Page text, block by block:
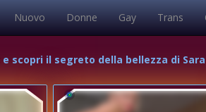
Nuovo Donne Gay Trans
scopri il segreto della bellezza di Sara